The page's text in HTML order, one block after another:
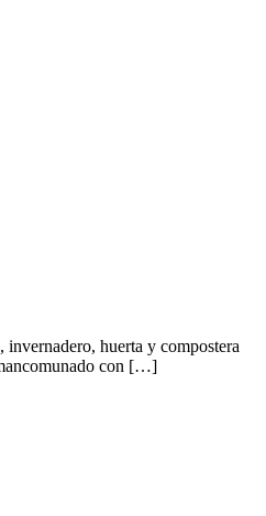
huerta y compostera
con […]